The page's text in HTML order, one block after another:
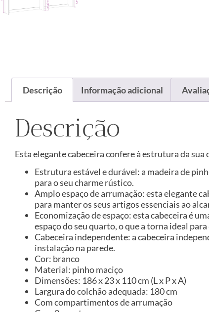
Descrição Informação adicional
Descrição
Esta elegante cabeceira confere à estrutura da
Estrutura estável e durável: a madeira de
para o seu charme rústico.
Amplo espaço de arrumação: esta elegante
para manter os seus artigos essenciais ao
Economização de espaço: esta cabeceira é
espaço do seu quarto, o que a torna ideal
Cabeceira independente: a cabeceira
instalação na parede.
Cor: branco
Material: pinho maciço
Dimensões: 186 x 23 x 110 cm (L x P x A)
Largura do colchão adequada: 180 cm
Com compartimentos de arrumação